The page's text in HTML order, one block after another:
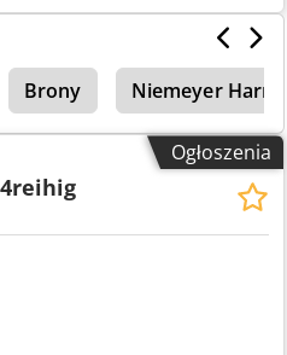
Brony Niemeyer Harrow
Ogłoszenia